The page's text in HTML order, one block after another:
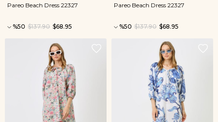
Pareo Beach Dress 22327
%50 $68.95
$137.90
Pareo Beach Dress 22327
%50 $68.95
$137.90